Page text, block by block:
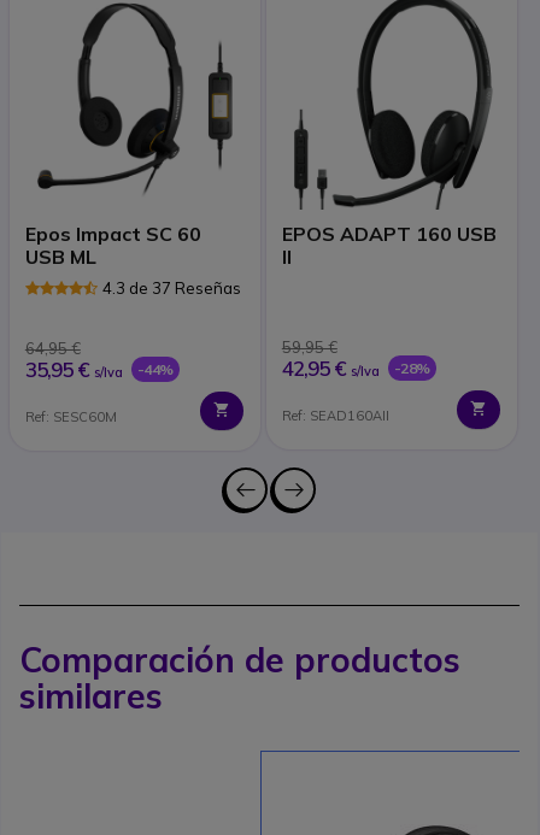
Epos Impact SC 60
USB ML
4.3 de 37 Reseñas
64,95 €
35,95 € s/Iva -44%
Ref: SESC60M
EPOS ADAPT 160 USB
II
59,95 €
42,95 € s/Iva -28%
Ref: SEAD160AII
Comparación de productos
similares